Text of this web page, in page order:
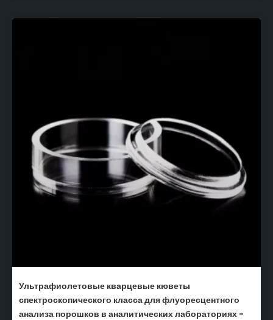
Ультрафиолетовые кварцевые кюветы
спектроскопического класса для флуоресцентного
анализа порошков в аналитических лабораториях -